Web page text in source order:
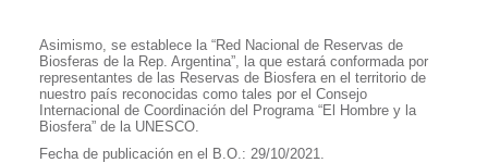
Asimismo, se establece la “Red Nacional de Reservas de
Biosferas de la Rep. Argentina”, la que estará conformada por
representantes de las Reservas de Biosfera en el territorio de
nuestro país reconocidas como tales por el Consejo
Internacional de Coordinación del Programa “El Hombre y la
Biosfera” de la UNESCO.
Fecha de publicación en el B.O.: 29/10/2021.